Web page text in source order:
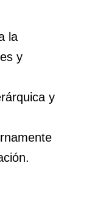
la
y
y